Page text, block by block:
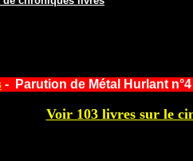
- Parution de Métal Hurlant
Voir 103 livres sur le